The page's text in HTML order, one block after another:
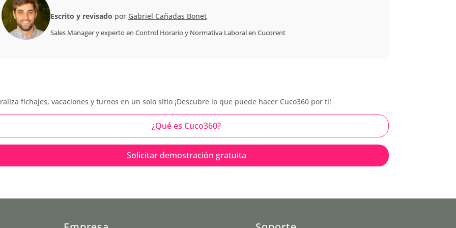
Escrito y revisado por Gabriel Cañadas Bonet
Sales Managery experto en Control Horario y Normativa Laboral en Cucorent
fichajes, vacaciones y turnos en un solo sitio ¡Descubre lo que puede hacer Cuco360 por tí!
¿Qué es Cuco360?
Solicitar demostración gratuita